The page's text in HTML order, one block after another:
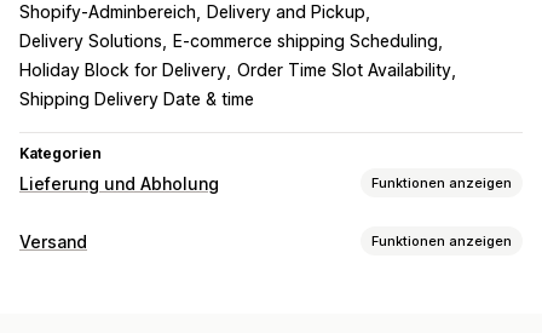
Shopify-Adminbereich
Delivery and Pickup
Delivery Solutions
E-commerce shipping Scheduling
Holiday Block for Delivery Order Time Slot Availability
Shipping Delivery Date & time
Kategorien
Lieferung und Abholung Funktionen anzeigen
Zustellungsoptionen
Versand Funktionen anzeigen